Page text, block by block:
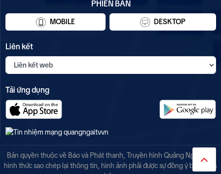
PHIÊN BẢN
MOBILE DESKTOP
Liên kết
Tải ứng dụng
Bản quyền thuộc về Báo và Phát thanh, Truyền hình Quảng Ngãi. Mọi
hình thức sao chép lại thông tin, hình ảnh phải được sự đồng ý bằng văn